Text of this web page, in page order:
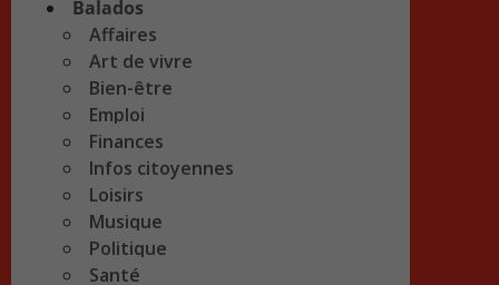
Balados
Affaires
Art de vivre
Bien-être
Emploi
Finances
Infos citoyennes
Loisirs
Musique
Politique
Santé